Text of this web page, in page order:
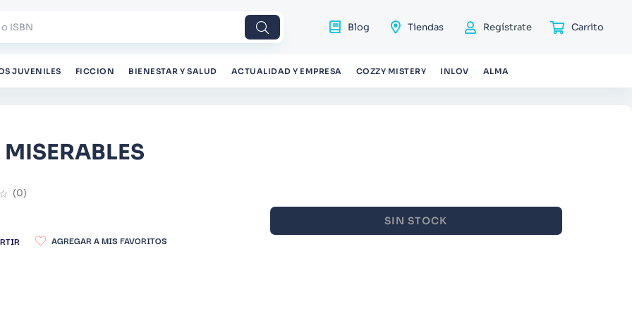
Blog Tiendas Regístrate
JUVENILES FICCION BIENESTAR Y SALUD ACTUALIDAD Y EMPRESA COZZY MISTERY INLOV ALMA
MISERABLES
☆ (0)
SIN STOCK